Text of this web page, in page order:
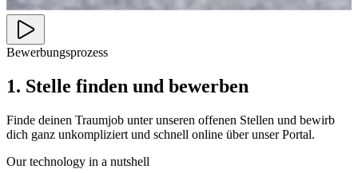
Bewerbungsprozess
1. Stelle finden und bewerben
Finde deinen Traumjob unter unseren offenen Stellen und bewirb
dich ganz unkompliziert und schnell online über unser Portal.
Our technology in a nutshell